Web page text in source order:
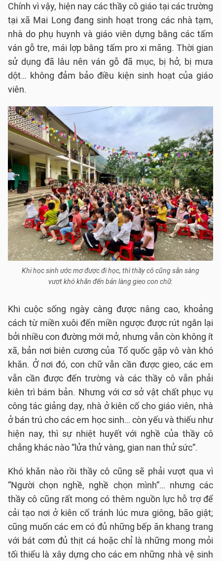
Chính vì vậy, hiện nay các thầy cô giáo tại các trường
tại xã Mai Long đang sinh hoạt trong các nhà tạm,
nhà do phụ huynh và giáo viên dựng bằng các tấm
ván gỗ tre, mái lợp bằng tấm pro xi măng. Thời gian
sử dụng đã lâu nên ván gỗ đã mục, bị hở, bị mưa
dột… không đảm bảo điều kiện sinh hoạt của giáo
viên.
Khi học sinh ước mơ được đi học, thì thầy cô cũng sẵn sàng
vượt khó khăn đến bản làng gieo con chữ.
Khi cuộc sống ngày càng được nâng cao, khoảng
cách từ miền xuôi đến miền ngược được rút ngắn lại
bởi nhiều con đường mới mở, nhưng vẫn còn không ít
xã, bản nơi biên cương của Tổ quốc gặp vô vàn khó
khăn. Ở nơi đó, con chữ vẫn cần được gieo, các em
vẫn cần được đến trường và các thầy cô vẫn phải
kiên trì bám bản. Nhưng với cơ sở vật chất phục vụ
công tác giảng dạy, nhà ở kiên cố cho giáo viên, nhà
ở bán trú cho các em học sinh… còn yếu và thiếu như
hiện nay, thì sự nhiệt huyết với nghề của thầy cô
chẳng khác nào “lửa thử vàng, gian nan thử sức”.
Khó khăn nào rồi thầy cô cũng sẽ phải vượt qua vì
“Người chọn nghề, nghề chọn mình”… nhưng các
thầy cô cũng rất mong có thêm nguồn lực hỗ trợ để
cải tạo nơi ở kiên cố tránh lúc mưa giông, bão giật;
cũng muốn các em có đủ những bếp ăn khang trang
với bát cơm đủ thịt cá hoặc chỉ là những mong mỏi
tối thiểu là xây dựng cho các em những nhà vệ sinh